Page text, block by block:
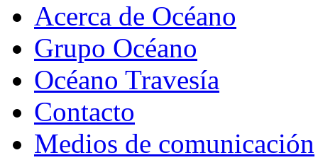
Acerca de Océano
Grupo Océano
Océano Travesía
Contacto
Medios de comunicación